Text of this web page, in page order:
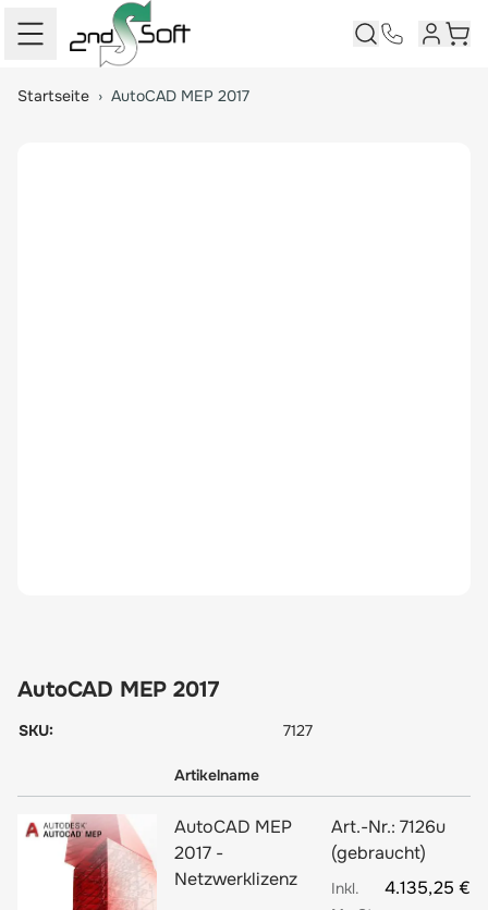
Startseite › AutoCAD MEP 2017
AutoCAD MEP 2017
SKU: 7127
Artikelname
AutoCAD MEP
2017 -
Netzwerklizenz
Art.-Nr.: 7126u
(gebraucht)
4.135,25 €